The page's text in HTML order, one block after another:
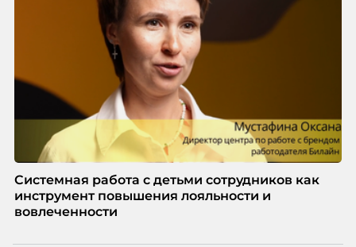
Системная работа с детьми сотрудников как
инструмент повышения лояльности и
вовлеченности